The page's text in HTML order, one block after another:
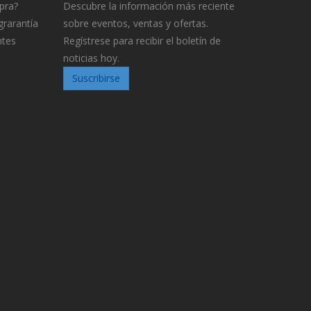
Descubre la información más reciente
sobre eventos, ventas y ofertas.
Regístrese para recibir el boletín de
noticias hoy.
Suscribirse